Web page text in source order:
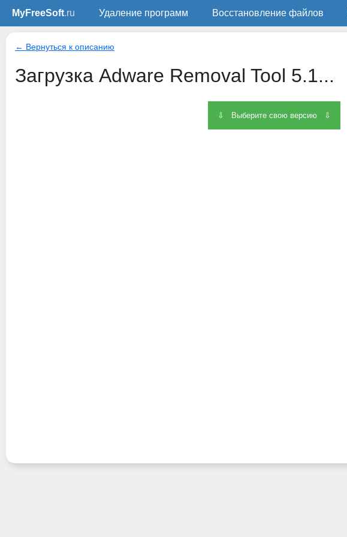
MyFreeSoft.ru Удаление программ Восстановление файлов
← Вернуться к описанию
Загрузка Adware Removal Tool 5.1...
⇩ Выберите свою версию ⇩